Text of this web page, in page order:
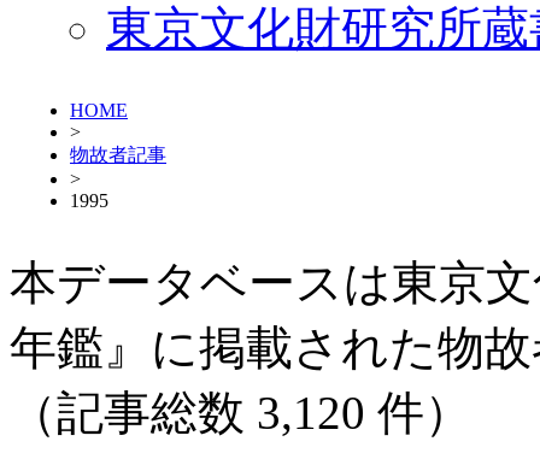
東京文化財研究所
HOME
>
物故者記事
>
1995
本データベースは東京
年鑑』に掲載された物
（記事総数 3,120 件）